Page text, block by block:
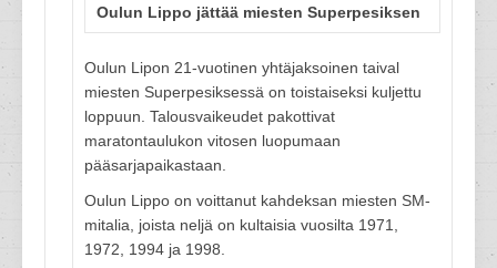
Oulun Lippo jättää miesten Superpesiksen
Oulun Lipon 21-vuotinen yhtäjaksoinen taival
miesten Superpesiksessä on toistaiseksi kuljettu
loppuun. Talousvaikeudet pakottivat
maratontaulukon vitosen luopumaan
pääsarjapaikastaan.
Oulun Lippo on voittanut kahdeksan miesten SM-
mitalia, joista neljä on kultaisia vuosilta 1971,
1972, 1994 ja 1998.